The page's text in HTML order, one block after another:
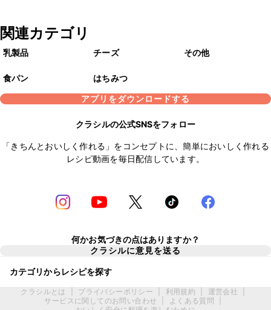
関連カテゴリ
乳製品 チーズ その他
食パン
はちみつ
アプリをダウンロードする
クラシルの公式SNSをフォロー
「きちんとおいしく作れる」をコンセプトに、簡単においしく作れる
レシピ動画を毎日配信しています。
何かお気づきの点はありますか？
クラシルに意見を送る
カテゴリからレシピを探す
クラシルとは プライバシーポリシー 利用規約 運営会社
サービスに関してのお問い合わせ
よくある質問